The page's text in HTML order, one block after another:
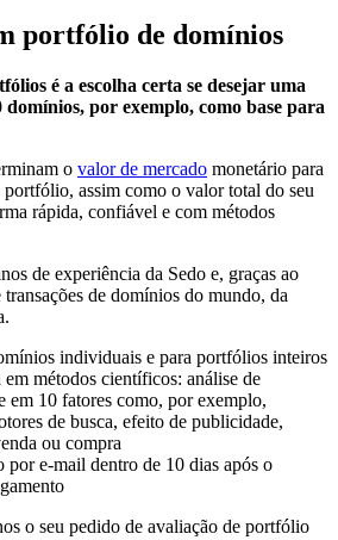
portfólio de domínios
é a escolha certa se desejar uma
domínios, por exemplo, como base para
o valor de mercado monetário para
assim como o valor total do seu
rápida, confiável e com métodos
de experiência da Sedo e, graças ao
de domínios do mundo, da
individuais e para portfólios inteiros
em métodos científicos: análise de
em 10 fatores como, por exemplo,
de busca, efeito de publicidade,
ou compra
por e-mail dentro de 10 dias após o
o seu pedido de avaliação de portfólio